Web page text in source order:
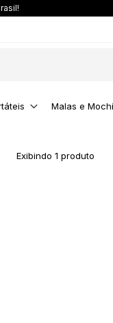
Malas e
Exibindo 1 produto